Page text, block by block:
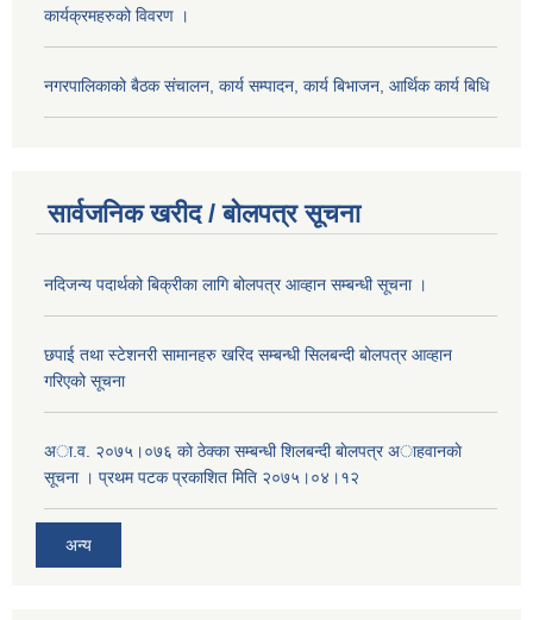
कार्यक्रमहरुको विवरण ।
नगरपालिकाको बैठक संचालन, कार्य सम्पादन, कार्य बिभाजन, आर्थिक कार्य बिधि
सार्वजनिक खरीद / बोलपत्र सूचना
नदिजन्य पदार्थको बिक्रीका लागि बोलपत्र आव्हान सम्बन्धी सूचना ।
छपाई तथा स्टेशनरी सामानहरु खरिद सम्बन्धी सिलबन्दी बोलपत्र आव्हान
गरिएको सूचना
अा.व. २०७५।०७६ काे ठेक्का सम्बन्धी शिलबन्दी बाेलपत्र अाहवानकाे
सूचना । प्रथम पटक प्रकाशित मिति २०७५।०४।१२
अन्य